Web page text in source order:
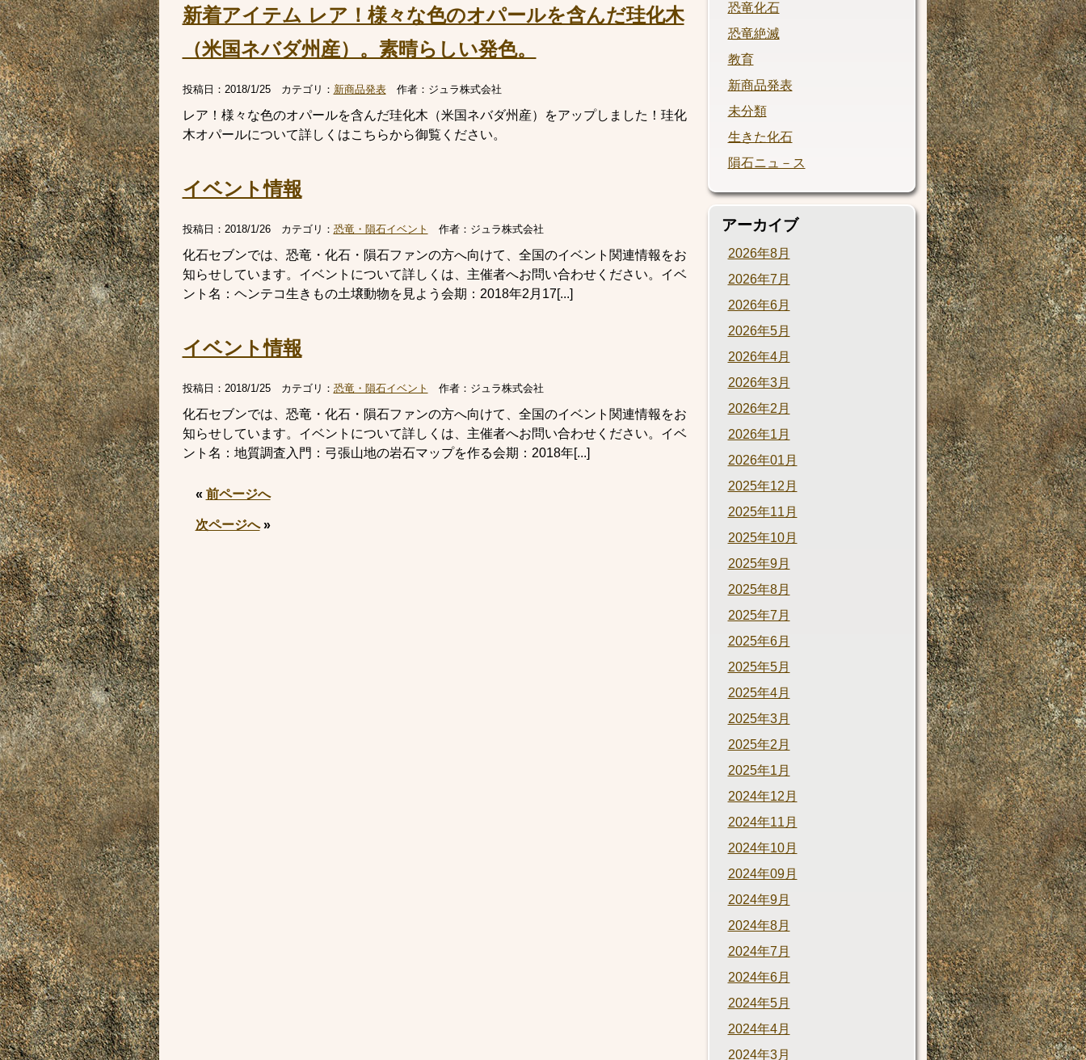
新着アイテム レア！様々な色のオパールを含んだ珪化木
（米国ネバダ州産）。素晴らしい発色。
投稿日： 2018/1/25カテゴリ： 新商品発表作者： ジュラ株式会社
レア！様々な色のオパールを含んだ珪化木（米国ネバダ州産）をアップしました！珪化
木オパールについて詳しくはこちらから御覧ください。
イベント情報
投稿日： 2018/1/26カテゴリ： 恐竜・隕石イベント 作者： ジュラ株式会社
化石セブンでは、恐竜・化石・隕石ファンの方へ向けて、全国のイベント関連情報をお
知らせしています。イベントについて詳しくは、主催者へお問い合わせください。イベ
ント名：ヘンテコ生きもの土壌動物を見よう会期：2018年2月17[...]
イベント情報
投稿日： 2018/1/25カテゴリ： 恐竜・隕石イベント 作者： ジュラ株式会社
化石セブンでは、恐竜・化石・隕石ファンの方へ向けて、全国のイベント関連情報をお
知らせしています。イベントについて詳しくは、主催者へお問い合わせください。イベ
ント名：地質調査入門：弓張山地の岩石マップを作る会期：2018年[...]
« 前ページへ
次ページへ»
恐竜化石
恐竜絶滅
教育
新商品発表
未分類
生きた化石
隕石ニュ－ス
アーカイブ
2026年8月
2026年7月
2026年6月
2026年5月
2026年4月
2026年3月
2026年2月
2026年1月
2026年01月
2025年12月
2025年11月
2025年10月
2025年9月
2025年8月
2025年7月
2025年6月
2025年5月
2025年4月
2025年3月
2025年2月
2025年1月
2024年12月
2024年11月
2024年10月
2024年09月
2024年9月
2024年8月
2024年7月
2024年6月
2024年5月
2024年4月
2024年3月